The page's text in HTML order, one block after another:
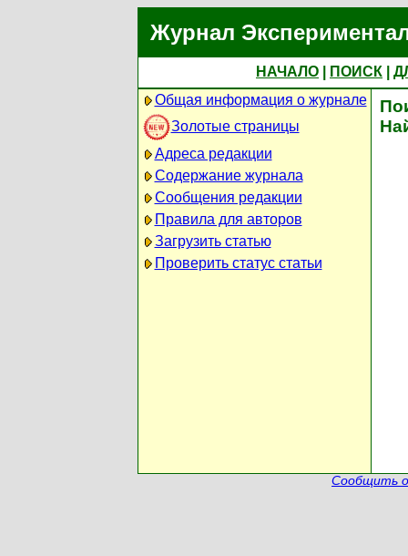
Журнал
НАЧАЛО ПОИСК
Общая информация о журнале
Золотые страницы
Адреса редакции
Содержание журнала
Сообщения редакции
Правила для авторов
Загрузить статью
Проверить статус статьи
Сообщить о